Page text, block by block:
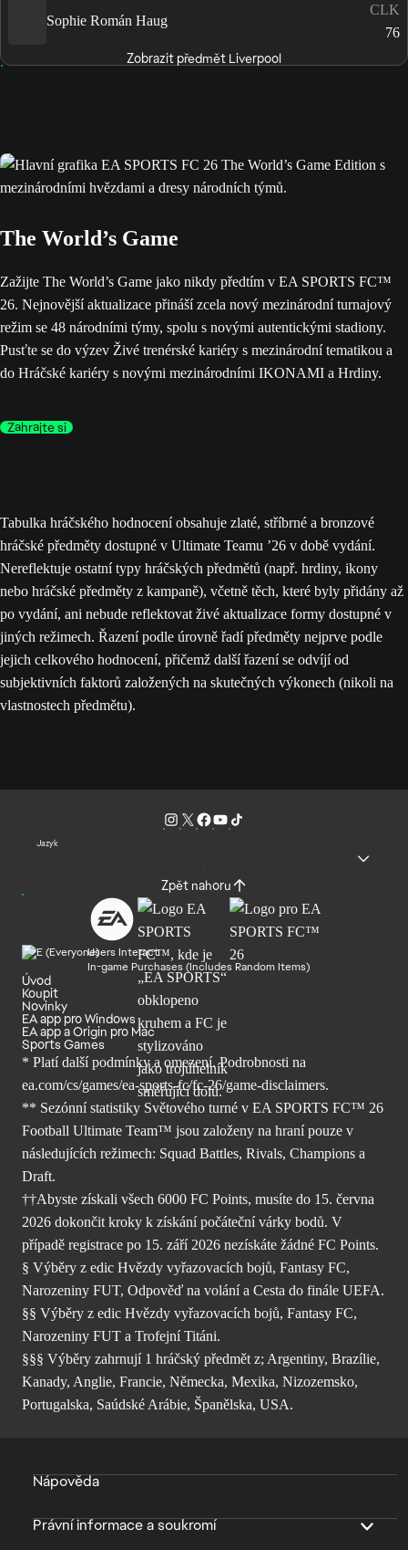
Sophie Román Haug
CLK
76
Zobrazit předmět Liverpool
The World’s Game
Zažijte The World’s Game jako nikdy předtím v EA SPORTS FC™
26. Nejnovější aktualizace přináší zcela nový mezinárodní turnajový
režim se 48 národními týmy, spolu s novými autentickými stadiony.
Pusťte se do výzev Živé trenérské kariéry s mezinárodní tematikou a
do Hráčské kariéry s novými mezinárodními IKONAMI a Hrdiny.
Zahrajte si
Tabulka hráčského hodnocení obsahuje zlaté, stříbrné a bronzové
hráčské předměty dostupné v Ultimate Teamu ’26 v době vydání.
Nereflektuje ostatní typy hráčských předmětů (např. hrdiny, ikony
nebo hráčské předměty z kampaně), včetně těch, které byly přidány až
po vydání, ani nebude reflektovat živé aktualizace formy dostupné v
jiných režimech. Řazení podle úrovně řadí předměty nejprve podle
jejich celkového hodnocení, přičemž další řazení se odvíjí od
subjektivních faktorů založených na skutečných výkonech (nikoli na
vlastnostech předmětu).
Jazyk
Zpět nahoru
Users Interact
In-game Purchases (Includes Random Items)
Úvod
Koupit
Novinky
EA app pro Windows
EA app a Origin pro Mac
Sports Games
* Platí další podmínky a omezení. Podrobnosti na
ea.com/cs/games/ea-sports-fc/fc-26/game-disclaimers.
** Sezónní statistiky Světového turné v EA SPORTS FC™ 26
Football Ultimate Team™ jsou založeny na hraní pouze v
následujících režimech: Squad Battles, Rivals, Champions a
Draft.
††Abyste získali všech 6000 FC Points, musíte do 15. června
2026 dokončit kroky k získání počáteční várky bodů. V
případě registrace po 15. září 2026 nezískáte žádné FC Points.
§ Výběry z edic Hvězdy vyřazovacích bojů, Fantasy FC,
Narozeniny FUT, Odpověď na volání a Cesta do finále UEFA.
§§ Výběry z edic Hvězdy vyřazovacích bojů, Fantasy FC,
Narozeniny FUT a Trofejní Titáni.
§§§ Výběry zahrnují 1 hráčský předmět z; Argentiny, Brazílie,
Kanady, Anglie, Francie, Německa, Mexika, Nizozemsko,
Portugalska, Saúdské Arábie, Španělska, USA.
Nápověda
Právní informace a soukromí